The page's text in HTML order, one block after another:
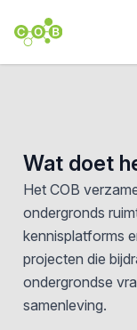
Wat doet
Het COB
ondergronds
kennisplatforms
projecten die
ondergrondse
samenleving.